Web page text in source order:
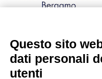
Codice Fiscale: 80021750163 |
Questo sito
dati personali
utenti